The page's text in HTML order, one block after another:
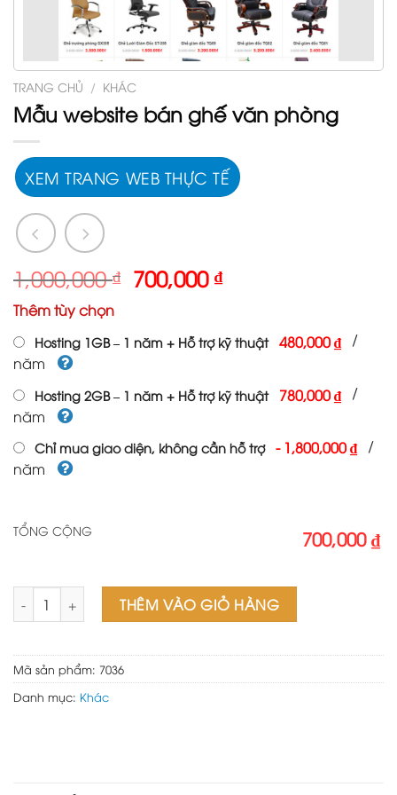
TRANG CHỦ / KHÁC
Mẫu website bán ghế văn phòng
XEM TRANG WEB THỰC TẾ
1,000,000₫ Giá
gốc
1,000,000 ₫.
700,000₫Giá
là:
Thêm tùy chọn
Hosting 1GB – 1 năm + Hỗ trợ kỹ thuật 480,000 ₫ /
năm
Hosting 2GB – 1 năm + Hỗ trợ kỹ thuật 780,000 ₫ /
năm
Chỉ mua giao diện, không cần hỗ trợ -1,800,000 ₫ /
năm
TỔNG CỘNG 700,000 ₫
Mẫu website bán ghế văn phòng số lượng
THÊM VÀO GIỎ HÀNG
Mã sản phẩm: 7036
Danh mục: Khác